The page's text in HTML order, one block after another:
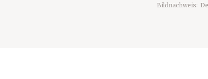
Bildnachweis: